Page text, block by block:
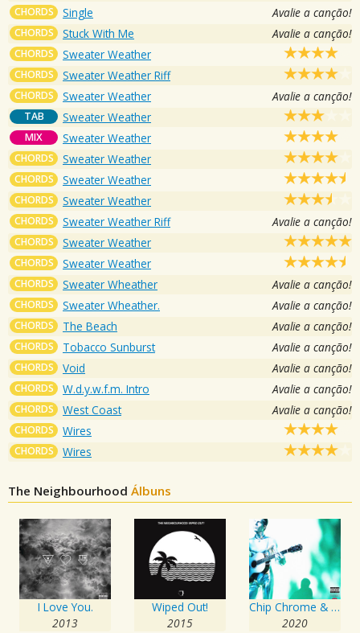
CHORDS Single Avalie a canção!
CHORDS Stuck With Me Avalie a canção!
CHORDS Sweater Weather
CHORDS Sweater Weather Riff
CHORDS Sweater Weather Avalie a canção!
TAB Sweater Weather
MIX Sweater Weather
CHORDS Sweater Weather
CHORDS Sweater Weather
CHORDS Sweater Weather
CHORDS Sweater Weather Riff Avalie a canção!
CHORDS Sweater Weather
CHORDS Sweater Weather
CHORDS Sweater Wheather Avalie a canção!
CHORDS Sweater Wheather. Avalie a canção!
CHORDS The Beach Avalie a canção!
CHORDS Tobacco Sunburst Avalie a canção!
CHORDS Void Avalie a canção!
CHORDS W.d.y.w.f.m. Intro Avalie a canção!
CHORDS West Coast Avalie a canção!
CHORDS Wires
CHORDS Wires
The Neighbourhood Álbuns
I Love You.
2013
Wiped Out!
2015
Chip Chrome & The Mono-Tones
2020